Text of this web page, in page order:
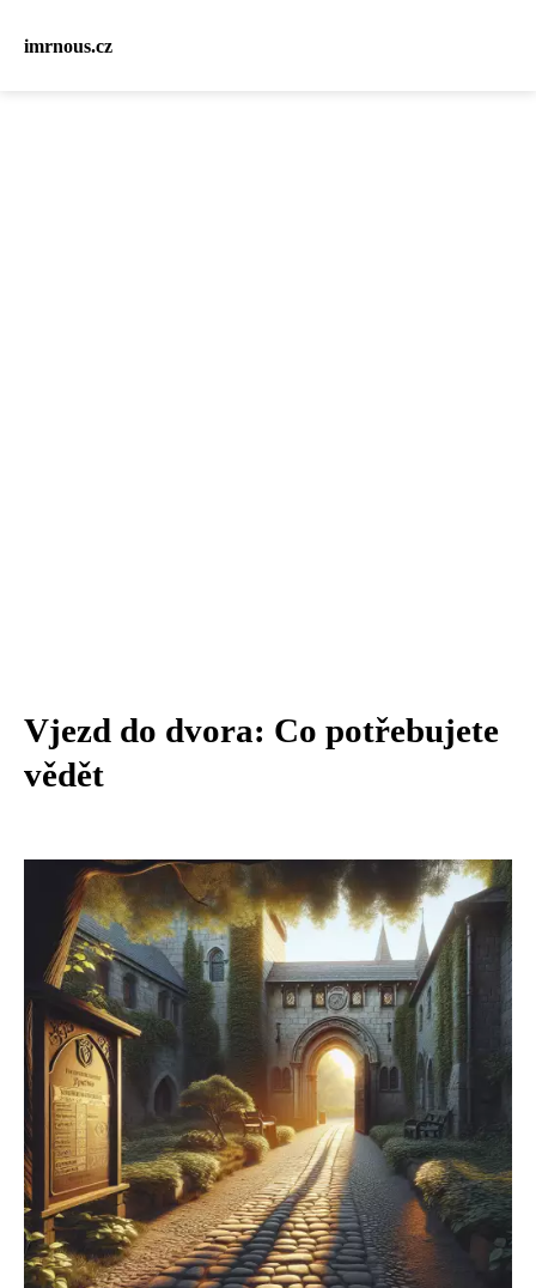
imrnous.cz
Vjezd do dvora: Co potřebujete
vědět